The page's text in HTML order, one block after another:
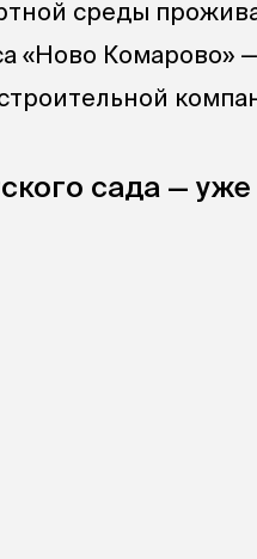
среды
«Ново Комарово» —